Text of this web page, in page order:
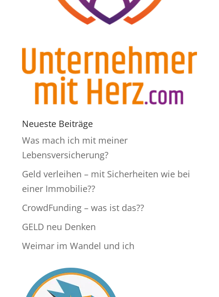
Neueste Beiträge
Was mach ich mit meiner
Lebensversicherung?
Geld verleihen – mit Sicherheiten wie bei
einer Immobilie??
CrowdFunding – was ist das??
GELD neu Denken
Weimar im Wandel und ich